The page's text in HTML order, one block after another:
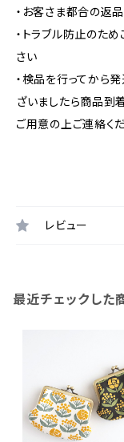
・お客さま都合の返
・トラブル防止のた
さい
・検品を行ってから
ざいましたら商品
ご用意の上ご連絡く
レビュー
最近チェックした